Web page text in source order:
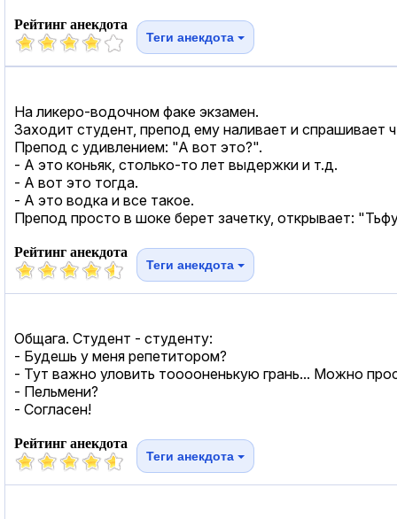
Рейтинг анекдота
Теги анекдота
На ликеро-водочном факе экзамен.
Заходит студент, препод ему наливает и
Препод с удивлением: "А вот это?".
- А это коньяк, столько-то лет выдержки и т.д.
- А вот это тогда.
- А это водка и все такое.
Препод просто в шоке берет зачетку, открывает:
Рейтинг анекдота
Теги анекдота
Общага. Студент - студенту:
- Будешь у меня репетитором?
- Тут важно уловить тооооненькую грань... Можно
- Пельмени?
- Согласен!
Рейтинг анекдота
Теги анекдота